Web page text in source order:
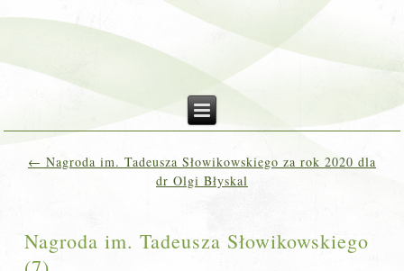
← Nagroda im. Tadeusza Słowikowskiego za rok 2020 dla
dr Olgi Błyskal
Nagroda im. Tadeusza Słowikowskiego